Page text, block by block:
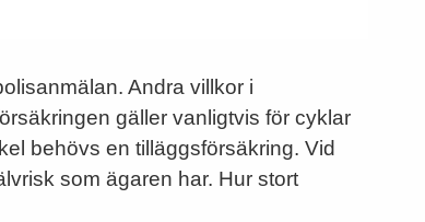
Andra villkor i
gäller vanligtvis för cyklar
behövs en tilläggsförsäkring. Vid
som ägaren har. Hur stort